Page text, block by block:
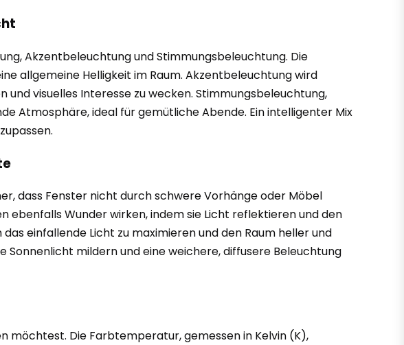
Akzentbeleuchtung und Stimmungsbeleuchtung. Die
allgemeine Helligkeit im Raum. Akzentbeleuchtung wird
visuelles Interesse zu wecken. Stimmungsbeleuchtung,
Atmosphäre, ideal für gemütliche Abende. Ein intelligenter Mix
dass Fenster nicht durch schwere Vorhänge oder Möbel
ebenfalls Wunder wirken, indem sie Licht reflektieren und den
einfallende Licht zu maximieren und den Raum heller und
Sonnenlicht mildern und eine weichere, diffusere Beleuchtung
möchtest. Die Farbtemperatur, gemessen in Kelvin (K),